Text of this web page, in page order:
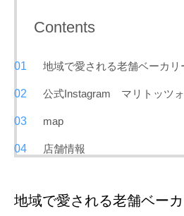
Contents
地域で愛される老舗ベーカリ
公式Instagram マリトッツ
map
店舗情報
地域で愛される老舗ベー